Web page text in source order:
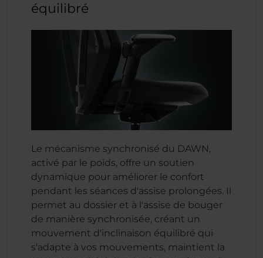
équilibré
Le mécanisme synchronisé du DAWN,
activé par le poids, offre un soutien
dynamique pour améliorer le confort
pendant les séances d'assise prolongées. Il
permet au dossier et à l'assise de bouger
de manière synchronisée, créant un
mouvement d'inclinaison équilibré qui
s'adapte à vos mouvements, maintient la